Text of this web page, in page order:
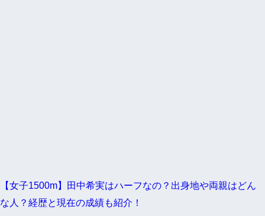
【女子1500m】田中希実はハーフなの？出身地や両親はどん
な人？経歴と現在の成績も紹介！